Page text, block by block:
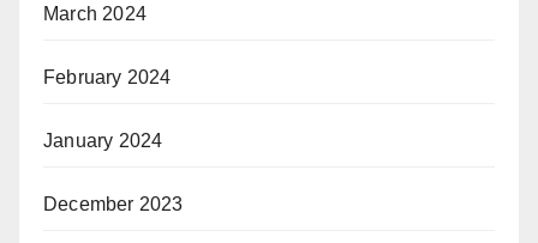
March 2024
February 2024
January 2024
December 2023